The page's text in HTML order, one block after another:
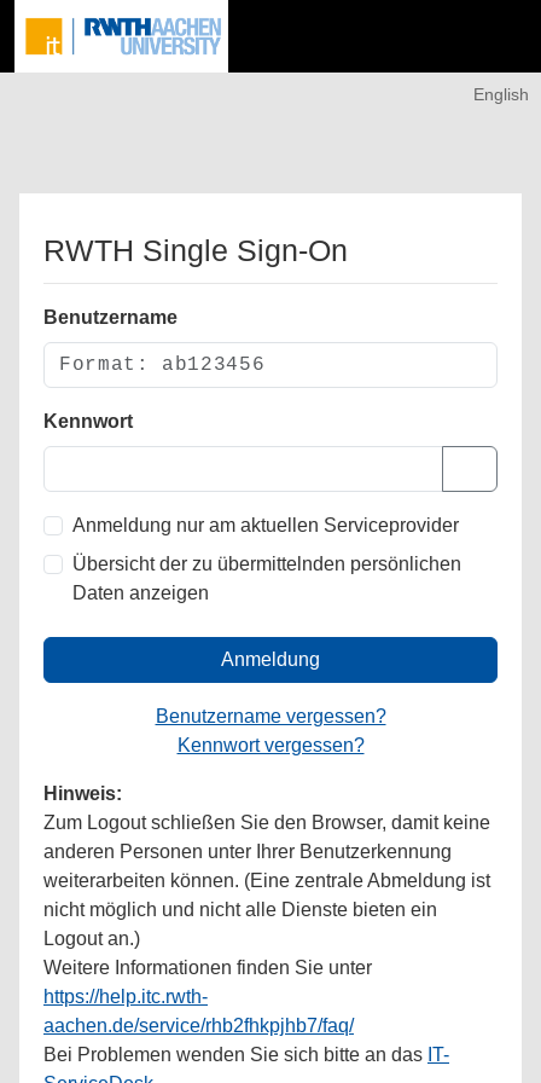
English
RWTH Single Sign-On
Benutzername
Kennwort
Anmeldung nur am aktuellen Serviceprovider
Übersicht der zu übermittelnden persönlichen
Daten anzeigen
Anmeldung
Benutzername vergessen?
Kennwort vergessen?
Hinweis:
Zum Logout schließen Sie den Browser, damit keine
anderen Personen unter Ihrer Benutzerkennung
weiterarbeiten können. (Eine zentrale Abmeldung ist
nicht möglich und nicht alle Dienste bieten ein
Logout an.)
Weitere Informationen finden Sie unter
https://help.itc.rwth-
aachen.de/service/rhb2fhkpjhb7/faq/
Bei Problemen wenden Sie sich bitte an das IT-